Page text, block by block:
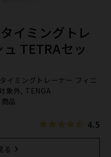
イミングトレ
TETRAセッ
ミングトレーナー フィニ
象外, TENGA
品
4.5
る